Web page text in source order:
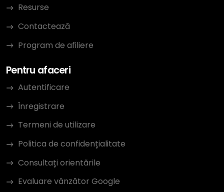
Resurse
Contactează
Program de afiliere
Pentru afaceri
Autentificare
Înregistrare
Termeni de utilizare
Politica de confidențialitate
Consultați orientările
Evaluare vânzător Google